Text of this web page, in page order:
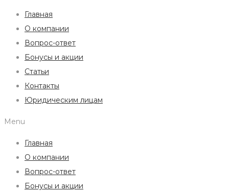
Главная
О компании
Вопрос-ответ
Бонусы и акции
Статьи
Контакты
Юридическим лицам
Menu
Главная
О компании
Вопрос-ответ
Бонусы и акции